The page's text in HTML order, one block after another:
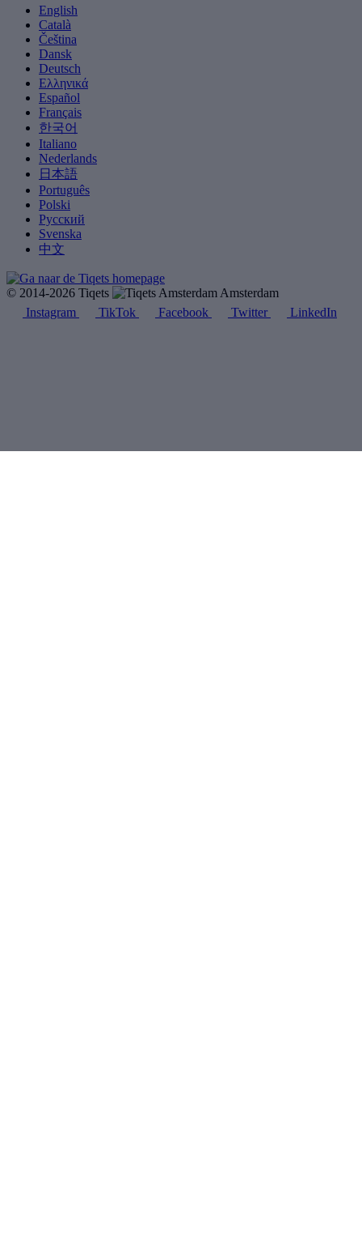
English
Català
Čeština
Dansk
Deutsch
Ελληνικά
Español
Français
한국어
Italiano
Nederlands
日本語
Português
Polski
Русский
Svenska
中文
© 2014-2026 Tiqets
Amsterdam
Instagram
TikTok Facebook Twitter LinkedIn